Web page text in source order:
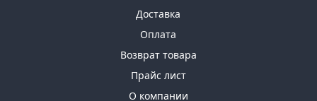
Доставка
Оплата
Возврат товара
Прайс лист
О компании